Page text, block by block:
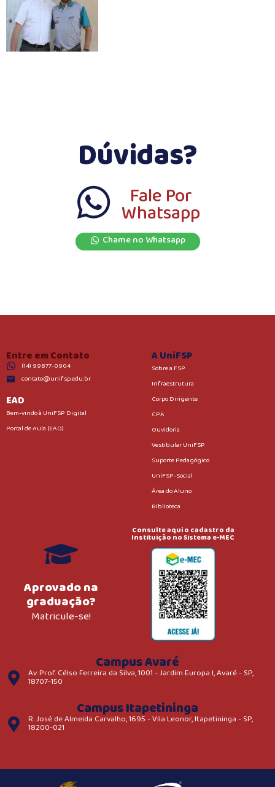
Dúvidas?
Fale Por
Whatsapp
Chame no Whatsapp
Entre em Contato
(14) 99877-0904
contato@unifsp.edu.br
EAD
Bem-vindo à UniFSP Digital
Portal de Aula (EAD)
A UniFSP
Sobre a FSP
Infraestrutura
Corpo Dirigente
CPA
Ouvidoria
Vestibular UniFSP
Suporte Pedagógico
UniFSP-Social
Área do Aluno
Biblioteca
Aprovado na
graduação?
Matricule-se!
Consulte aqui o cadastro da
Instituição no Sistema e-MEC
Campus Avaré
Av. Prof. Célso Ferreira da Silva, 1001 - Jardim Europa I, Avaré - SP,
18707-150
Campus Itapetininga
R. José de Almeida Carvalho, 1695 - Vila Leonor, Itapetininga - SP,
18200-021